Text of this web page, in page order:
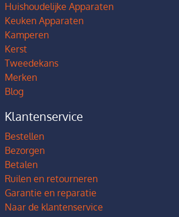
Huishoudelijke Apparaten
Keuken Apparaten
Kamperen
Kerst
Tweedekans
Merken
Blog
Klantenservice
Bestellen
Bezorgen
Betalen
Ruilen en retourneren
Garantie en reparatie
Naar de klantenservice